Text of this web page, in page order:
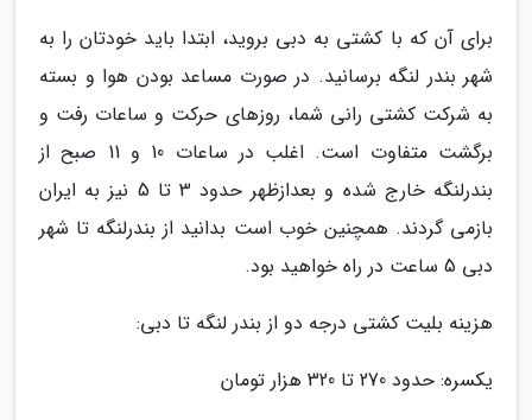
برای آن که با کشتی به دبی بروید، ابتدا باید خودتان را به
شهر بندر لنگه برسانید. در صورت مساعد بودن هوا و بسته
به شرکت کشتی رانی شما، روزهای حرکت و ساعات رفت و
برگشت متفاوت است. اغلب در ساعات 10 و 11 صبح از
بندرلنگه خارج شده و بعدازظهر حدود 3 تا 5 نیز به ایران
بازمی گردند. همچنین خوب است بدانید از بندرلنگه تا شهر
دبی 5 ساعت در راه خواهید بود.
هزینه بلیت کشتی درجه دو از بندر لنگه تا دبی:
یکسره: حدود 270 تا 320 هزار تومان